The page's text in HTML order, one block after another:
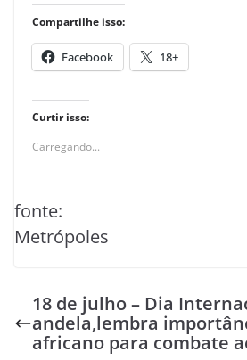
Compartilhe isso:
Facebook 18+
Curtir isso:
Carregando...
fonte:
Metrópoles
18 de julho – Dia
andela,lembra
africano para combate